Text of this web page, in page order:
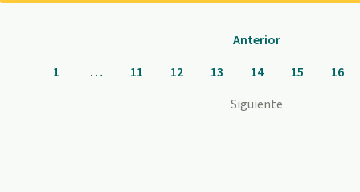
Anterior
1
… 11 12 13 14 15
16
Siguiente